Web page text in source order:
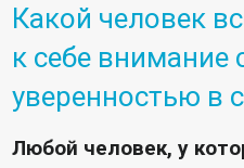
Какой человек
к себе внимание
уверенностью в
Любой человек, у